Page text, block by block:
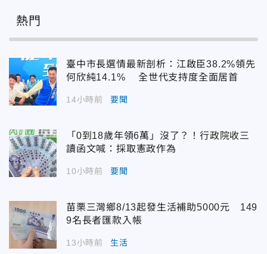
熱門
臺中市長選情最新剖析：江啟臣38.2%領先
何欣純14.1% 全世代支持度全面居首
14小時前 要聞
「0到18歲年領6萬」沒了？！行政院收三
讀函文喊：採取憲政作為
10小時前 要聞
苗栗三灣鄉8/13起發生活補助5000元 149
9名長者匯款入帳
13小時前 生活